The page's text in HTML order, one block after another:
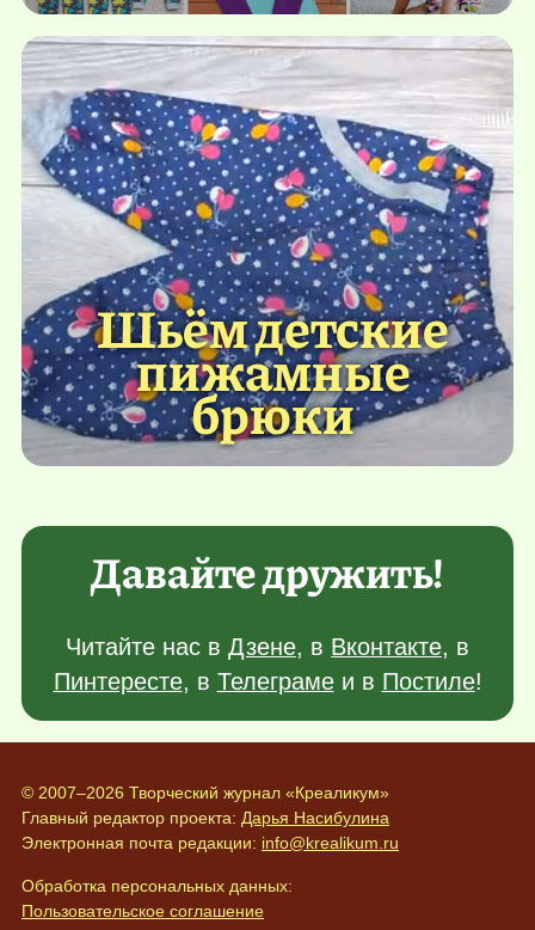
Шьём детские
пижамные
брюки
Давайте дружить!
Читайте нас в Дзене, в Вконтакте, в
Пинтересте, в Телеграмеи в Постиле!
© 2007–2026 Творческий журнал «Креаликум»
Главный редактор проекта: Дарья Насибулина
Электронная почта редакции: info@krealikum.ru
Обработка персональных данных:
Пользовательское соглашение